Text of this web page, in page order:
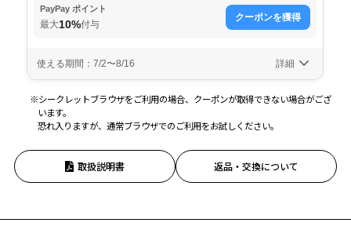
※シークレットブラウザをご利用の場合、クーポンが取得できない場合がござ
います。
恐れ入りますが、通常ブラウザでのご利用をお試しください。
取扱説明書 返品・交換について